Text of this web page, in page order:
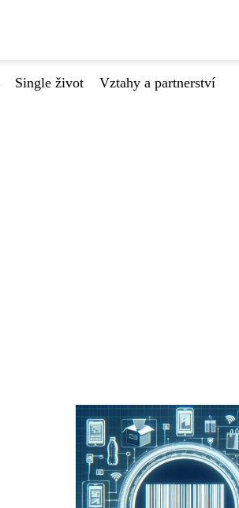
Single život Vztahy a partnerství